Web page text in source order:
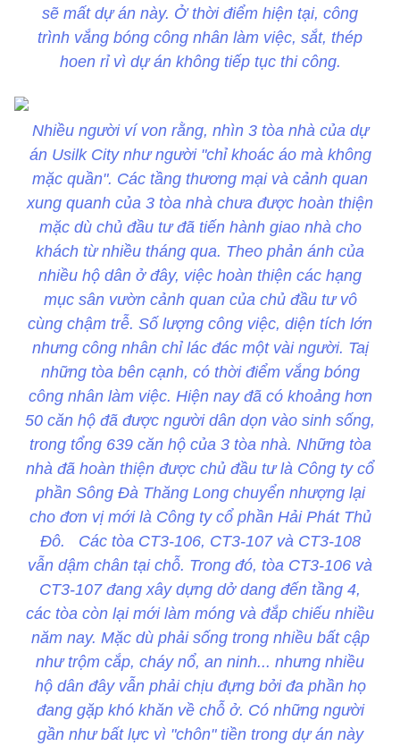
sẽ mất dự án này. Ở thời điểm hiện tại, công
trình vắng bóng công nhân làm việc, sắt, thép
hoen rỉ vì dự án không tiếp tục thi công.
Nhiều người ví von rằng, nhìn 3 tòa nhà của dự
án Usilk City như người "chỉ khoác áo mà không
mặc quần". Các tầng thương mại và cảnh quan
xung quanh của 3 tòa nhà chưa được hoàn thiện
mặc dù chủ đầu tư đã tiến hành giao nhà cho
khách từ nhiều tháng qua. Theo phản ánh của
nhiều hộ dân ở đây, việc hoàn thiện các hạng
mục sân vườn cảnh quan của chủ đầu tư vô
cùng chậm trễ. Số lượng công việc, diện tích lớn
nhưng công nhân chỉ lác đác một vài người. Taị
những tòa bên cạnh, có thời điểm vắng bóng
công nhân làm việc. Hiện nay đã có khoảng hơn
50 căn hộ đã được người dân dọn vào sinh sống,
trong tổng 639 căn hộ của 3 tòa nhà. Những tòa
nhà đã hoàn thiện được chủ đầu tư là Công ty cổ
phần Sông Đà Thăng Long chuyển nhượng lại
cho đơn vị mới là Công ty cổ phần Hải Phát Thủ
Đô. Các tòa CT3-106, CT3-107 và CT3-108
vẫn dậm chân tại chỗ. Trong đó, tòa CT3-106 và
CT3-107 đang xây dựng dở dang đến tầng 4,
các tòa còn lại mới làm móng và đắp chiếu nhiều
năm nay. Mặc dù phải sống trong nhiều bất cập
như trộm cắp, cháy nổ, an ninh... nhưng nhiều
hộ dân đây vẫn phải chịu đựng bởi đa phần họ
đang gặp khó khăn về chỗ ở. Có những người
gần như bất lực vì "chôn" tiền trong dự án này